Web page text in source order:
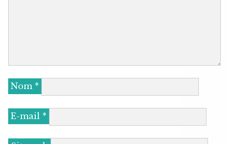
Nom *
E-mail *